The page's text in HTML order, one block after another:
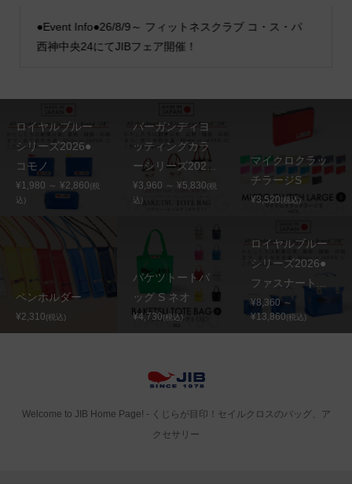
●Event Info●26/8/9～ フィットネスクラブ コ・ス・パ
西神中央24にてJIBフェア開催！
ロイヤルブルー
シリーズ2026●
コモノ
¥1,980 ～ ¥2,860(税
込)
バーガンディヨ
ッティングカラ
ーシリーズ202...
¥3,960 ～ ¥5,830(税
込)
マイクロクラッ
チラージS
¥3,520(税込)
ペンホルダー
¥2,310(税込)
バケツトートバ
ッグ S ネオ
¥4,730(税込)
ロイヤルブルー
シリーズ2026●
ファスナート...
¥8,360 ～
¥13,860(税込)
Welcome to JIB Home Page! ‐ くじらが目印！セイルクロスのバッグ、ア
クセサリー